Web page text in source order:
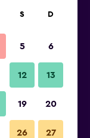
S D
5 6
12 13
19 20
26 27